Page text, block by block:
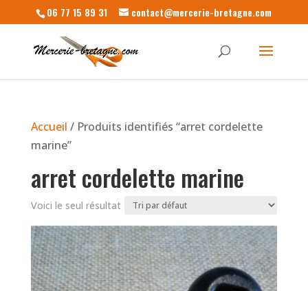
06 77 15 89 31 contact@mercerie-bretagne.com
Accueil / Produits identifiés “arret cordelette
marine”
arret cordelette marine
Voici le seul résultat